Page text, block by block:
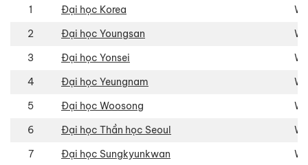
1
Đại học Korea
2
Đại học Youngsan
3
Đại học Yonsei
4
Đại học Yeungnam
5
Đại học Woosong
6
Đại học Thần học Seoul
7
Đại học Sungkyunkwan